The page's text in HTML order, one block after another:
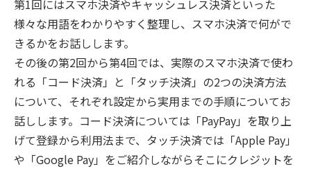
第1回にはスマホ決済やキャッシュレス決済といった
様々な用語をわかりやすく整理し、スマホ決済で何がで
きるかをお話しします。
その後の第2回から第4回では、実際のスマホ決済で使わ
れる「コード決済」と「タッチ決済」の2つの決済方法
について、それぞれ設定から実用までの手順についてお
話しします。コード決済については「PayPay」を取り上
げて登録から利用法まで、タッチ決済では「Apple Pay」
や「Google Pay」をご紹介しながらそこにクレジットを